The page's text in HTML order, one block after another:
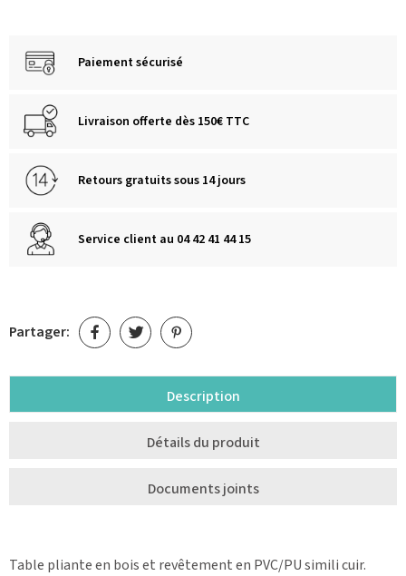
Paiement sécurisé
Livraison offerte dès 150€ TTC
Retours gratuits sous 14 jours
Service client au 04 42 41 44 15
Partager:
Description
Détails du produit
Documents joints
Table pliante en bois et revêtement en PVC/PU simili cuir.